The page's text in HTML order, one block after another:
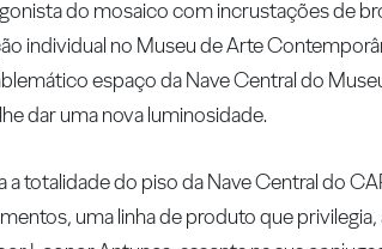
do mosaico com incrustações de
individual no Museu de Arte
espaço da Nave Central do
dar uma nova luminosidade.
totalidade do piso da Nave Central do
uma linha de produto que